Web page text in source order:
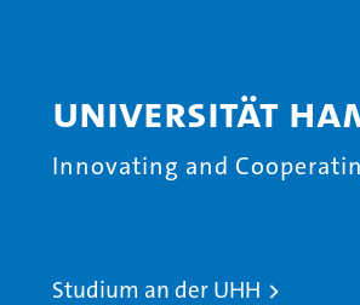
Universität
Innovating and
Studium an der UHH